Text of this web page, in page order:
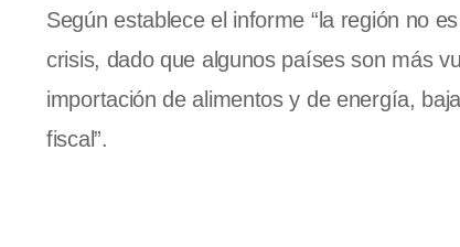
Según establece el informe “la región no
crisis, dado que algunos países son más
importación de alimentos y de energía,
fiscal”.